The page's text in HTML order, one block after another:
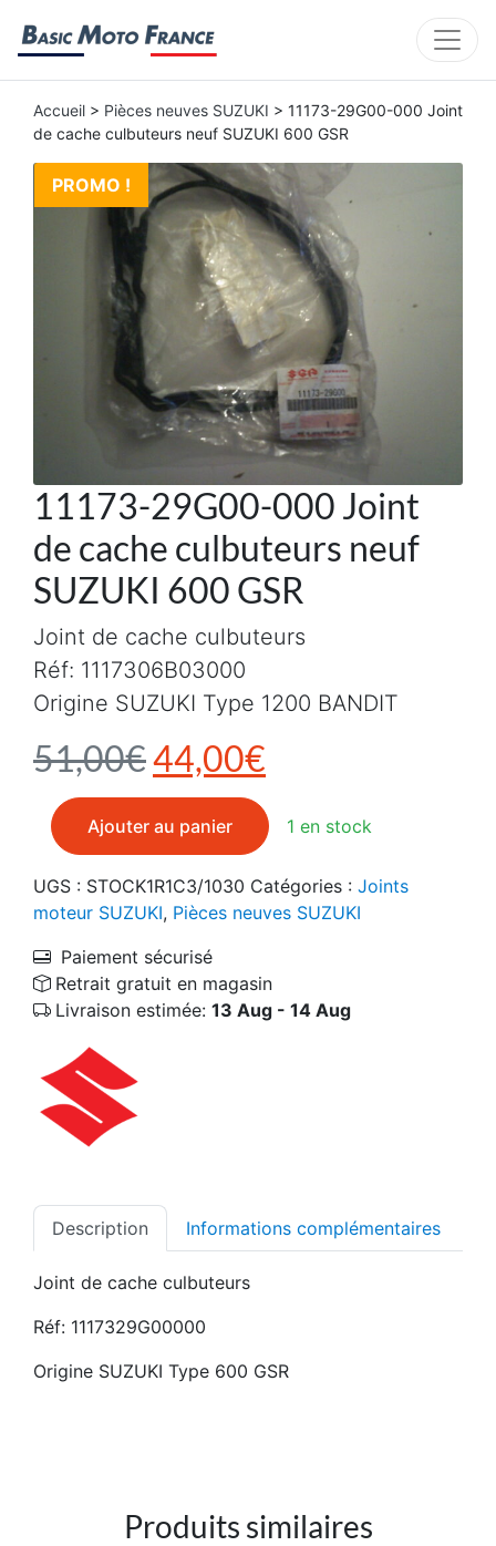
Accueil > Pièces neuves SUZUKI > 11173-29G00-000 Joint
de cache culbuteurs neuf SUZUKI 600 GSR
PROMO !
11173-29G00-000 Joint
de cache culbuteurs neuf
SUZUKI 600 GSR
51,00€Le prix initial était :
44,00€
Joint de cache culbuteurs
Réf: 1117306B03000
Origine SUZUKI Type 1200 BANDIT
1 en stock
quantité de 11173-29G00-000 Joint de cache
Ajouter au panier
UGS : STOCK1R1C3/1030 Catégories : Joints
moteur SUZUKI, Pièces neuves SUZUKI
Paiement sécurisé
Retrait gratuit en magasin
Livraison estimée: 13 Aug - 14 Aug
Description Informations complémentaires
Joint de cache culbuteurs
Réf: 1117329G00000
Origine SUZUKI Type 600 GSR
Produits similaires